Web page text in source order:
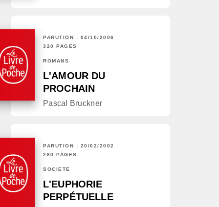
PARUTION : 04/10/2006
320 PAGES
ROMANS
L'AMOUR DU
PROCHAIN
Pascal Bruckner
PARUTION : 20/02/2002
280 PAGES
SOCIÉTÉ
L'EUPHORIE
PERPÉTUELLE